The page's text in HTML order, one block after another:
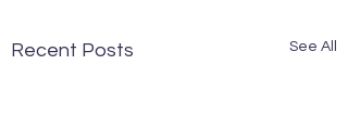
Recent Posts See All